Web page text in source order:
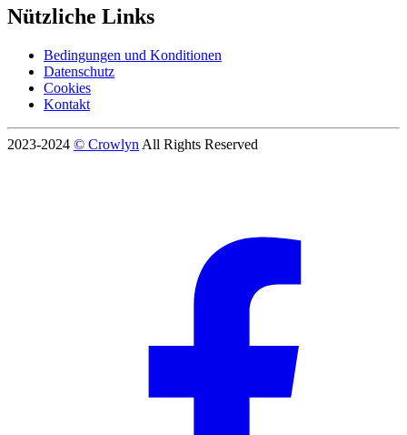
Nützliche Links
Bedingungen und Konditionen
Datenschutz
Cookies
Kontakt
2023-2024 © Crowlyn All Rights Reserved